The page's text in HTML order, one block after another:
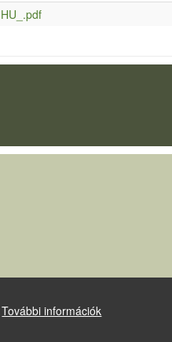
További információk